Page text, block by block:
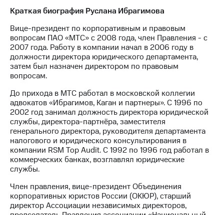
Краткая биография Руслана Ибрагимова
Вице-президент по корпоративным и правовым
вопросам ПАО «МТС» c 2008 года, член Правления - с
2007 года. Работу в компании начал в 2006 году в
должности директора юридического департамента,
затем был назначен директором по правовым
вопросам.
До прихода в МТС работал в московской коллегии
адвокатов «Ибрагимов, Каган и партнеры». С 1996 по
2002 год занимал должность директора юридической
службы, директора-партнёра, заместителя
генерального директора, руководителя департамента
налогового и юридического консультирования в
компании RSM Top Audit. С 1992 по 1996 год работал в
коммерческих банках, возглавлял юридические
службы.
Член правления, вице-президент Объединения
корпоративных юристов России (ОКЮР), старший
директор Ассоциации независимых директоров,